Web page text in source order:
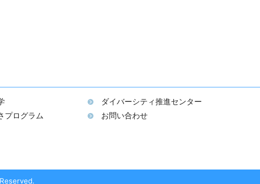
ダイバーシティ推進センター
プログラム
お問い合わせ